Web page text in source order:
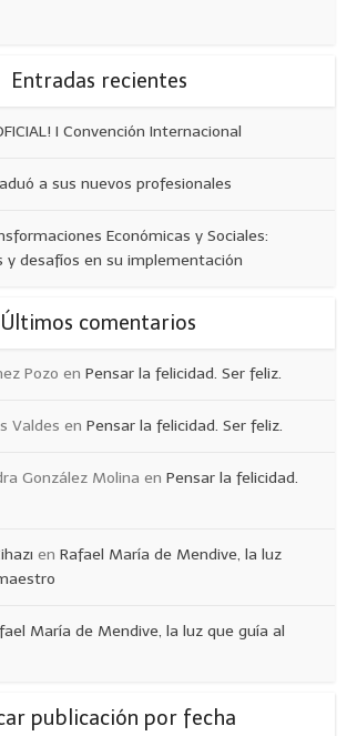
Entradas recientes
I Convención Internacional
a sus nuevos profesionales
Económicas y Sociales:
y desafíos en su implementación
Últimos comentarios
Pozo enPensar la felicidad. Ser feliz.
Valdes enPensar la felicidad. Ser feliz.
González Molina enPensar la felicidad.
enRafael María de Mendive, la luz
María de Mendive, la luz que guía al
publicación por fecha